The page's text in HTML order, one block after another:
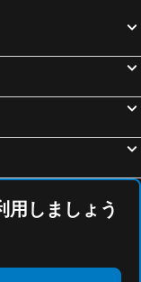
スティ神戸 旧居留地
ル ホテル
ットホテル
用しましょう